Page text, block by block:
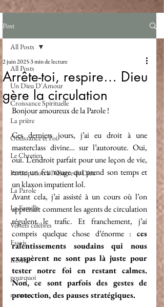
Post
All Posts
Un Dieu D'Amour
Croissance Spirituelle
La prière
Obéissance et Foi
Le Chretien
Participation à l'Œuvre de Dieu
La Parole
La Famille
Versets célèbres
Essais
Késako
pourquoi
maman
All Posts
Arrête-toi, respire… Dieu
gère la circulation
2 juin 20253 min de lecture
Bonjour amoureux de la Parole !
Ces derniers jours, j’ai eu droit à une
masterclass divine… sur l’autoroute. Oui,
oui. L’endroit parfait pour une leçon de vie,
entre un feu rouge qui prend son temps et
un klaxon impatient lol.
Avant cela, j’ai assisté à un cours où l’on
apprenait comment les agents de circulation
régulent le trafic. Et franchement, j’ai
compris quelque chose d’énorme : ces
ralentissements soudains qui nous
exaspèrent ne sont pas là juste pour
tester notre foi en restant calmes.
Non, ce sont parfois des gestes de
protection, des pauses stratégiques.